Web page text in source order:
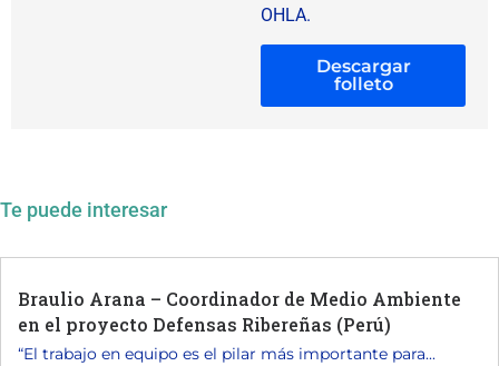
OHLA.
Descargar
folleto
Te puede interesar
Braulio Arana – Coordinador de Medio Ambiente
en el proyecto Defensas Ribereñas (Perú)
“El trabajo en equipo es el pilar más importante para...